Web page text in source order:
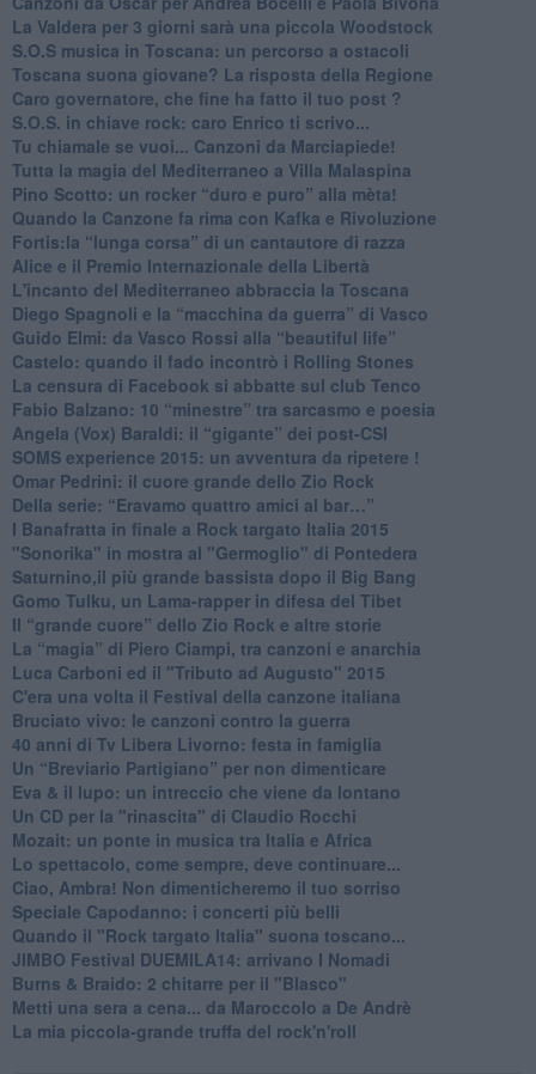
La Valdera per 3 giorni sarà una piccola Woodstock
S.O.S musica in Toscana: un percorso a ostacoli
​Toscana suona giovane? La risposta della Regione
Caro governatore, che fine ha fatto il tuo post ?
S.O.S. in chiave rock: caro Enrico ti scrivo...
Tu chiamale se vuoi... Canzoni da Marciapiede!
​Tutta la magia del Mediterraneo a Villa Malaspina
​Pino Scotto: un rocker “duro e puro” alla mèta!
​Quando la Canzone fa rima con Kafka e Rivoluzione
​Fortis:la “lunga corsa” di un cantautore di razza
Alice e il Premio Internazionale della Libertà
​L'incanto del Mediterraneo abbraccia la Toscana
​Diego Spagnoli e la “macchina da guerra” di Vasco
​Guido Elmi: da Vasco Rossi alla “beautiful life”
​Castelo: quando il fado incontrò i Rolling Stones
La censura di Facebook si abbatte sul club Tenco
Fabio Balzano: 10 “minestre” tra sarcasmo e poesia
Angela (Vox) Baraldi: il “gigante” dei post-CSI
​SOMS experience 2015: un avventura da ripetere !
Omar Pedrini: il cuore grande dello Zio Rock
Della serie: “Eravamo quattro amici al bar…”
I Banafratta in finale a Rock targato Italia 2015
"Sonorika" in mostra al "Germoglio" di Pontedera
​Saturnino,il più grande bassista dopo il Big Bang
​Gomo Tulku, un Lama-rapper in difesa del Tibet
​Il “grande cuore” dello Zio Rock e altre storie
La “magia” di Piero Ciampi, tra canzoni e anarchia
Luca Carboni ed il "Tributo ad Augusto" 2015
C'era una volta il Festival della canzone italiana
Bruciato vivo: le canzoni contro la guerra
40 anni di Tv Libera Livorno: festa in famiglia
Un “Breviario Partigiano” per non dimenticare
Eva & il lupo: un intreccio che viene da lontano
Un CD per la "rinascita" di Claudio Rocchi
Mozait: un ponte in musica tra Italia e Africa
Lo spettacolo, come sempre, deve continuare...
Ciao, Ambra! Non dimenticheremo il tuo sorriso
Speciale Capodanno: i concerti più belli
Quando il "Rock targato Italia" suona toscano...
JIMBO Festival DUEMILA14: arrivano I Nomadi
Burns & Braido: 2 chitarre per il "Blasco"
Metti una sera a cena... da Maroccolo a De Andrè
La mia piccola-grande truffa del rock'n'roll